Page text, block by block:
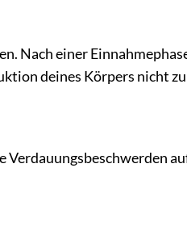
Nach einer
deines Körpers nicht
Verdauungsbeschwerden